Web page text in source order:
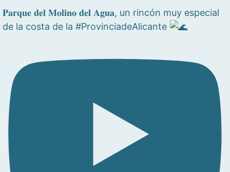
𝐏𝐚𝐫𝐪𝐮𝐞 𝐝𝐞𝐥 𝐌𝐨𝐥𝐢𝐧𝐨 𝐝𝐞𝐥 𝐀𝐠𝐮𝐚, un rincón muy especial
de la costa de la #ProvinciadeAlicante